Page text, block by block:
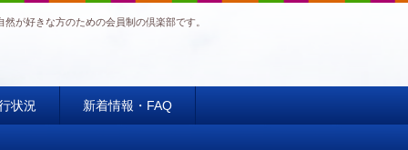
が好きな方のための会員制の倶楽部です。
状況 新着情報・FAQ